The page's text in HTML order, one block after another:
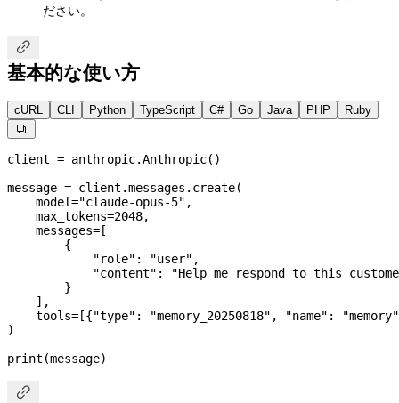
ださい。

基本的な使い方
cURL CLI Python TypeScript C# Go Java PHP Ruby

client = anthropic.Anthropic()
message = client.messages.create(
    model
="claude-opus-5" ,
    max_tokens
=2048,
    messages
= [
        {
            "role"
: "user" ,
            "content"
:
"Help me respond to this
        }
    ],
    tools
= [{"type" : "memory_20250818" , "name" :
"memory"
)
print (message)
